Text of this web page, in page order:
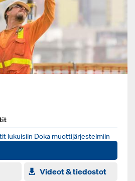
lu­kui­siin Doka muot­ti­jär­jes­tel­miin
Videot & tiedostot